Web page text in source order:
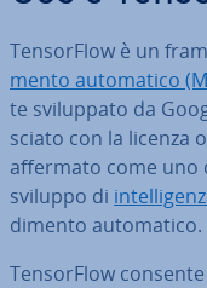
Ten­sor­Flow è un
men­to au­to­ma­ti­co
te svi­lup­pa­to da
scia­to con la licenza
affermato come
sviluppo di
di­men­to au­to­ma­ti­co.
Ten­sor­Flow